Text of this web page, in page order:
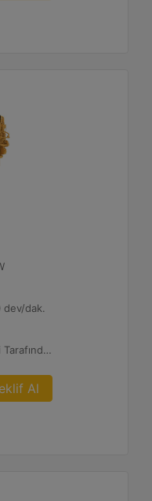
dev/dak.
Lean Yanma: Müşteri Tarafından Sağlanan Atık Arıtma ile NSPS Saha Uyumluluğuna Sahiptir, 0,3 g ve 0,5 g/bhp-sa. NOx
Al